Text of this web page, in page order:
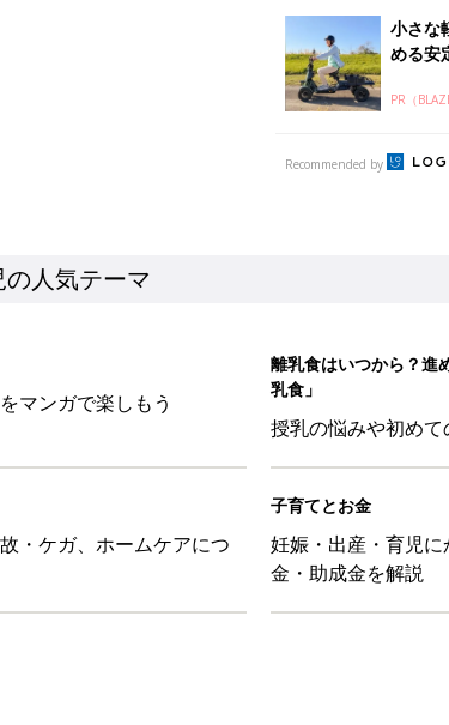
授乳の悩みや初め
子育てとお金
妊娠・出産・育児
金・助成金を解説
「550円でこんなにおしゃれ！」「みんな買ってる」元
りトップス4選
・育児
娘も夫も私もハッピー！ 保育園の連絡帳を通して夫が育
・育児
紐」は何kgで卒業？赤ちゃんを起こさずに引き抜く「か